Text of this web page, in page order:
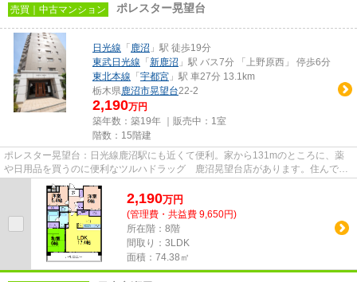
売買｜中古マンション ポレスター晃望台
日光線 「 鹿沼 」駅 徒歩19分
東武日光線 「 新鹿沼 」駅 バス7分 「上野原西」 停歩6分
東北本線 「 宇都宮 」駅 車27分 13.1km
栃木県鹿沼市晃望台22-2
2,190万円
築年数：築19年 ｜販売中： 1室
階数：15階建
ポレスター晃望台：日光線鹿沼駅にも近くて便利。家から131mのところに、薬
や日用品を買うのに便利なツルハドラッグ 鹿沼晃望台店があります。住んでい
て心地の良い中古マンションで...
2,190万円
(管理費・共益費 9,650円)
所在階：8階
間取り：3LDK
面積：74.38㎡